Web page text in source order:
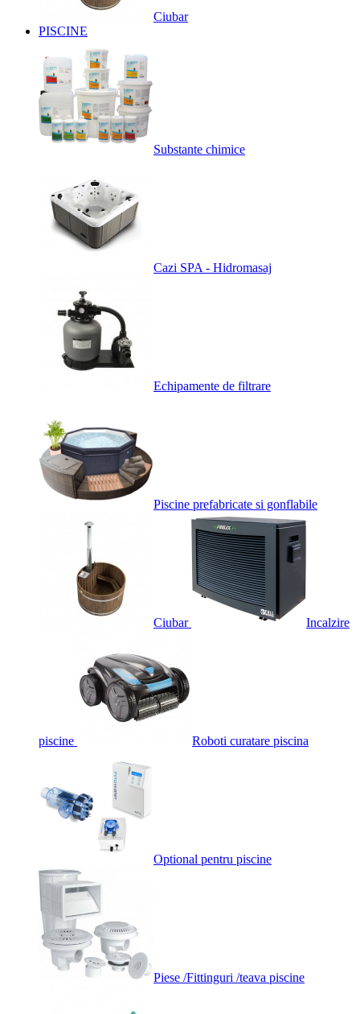
Ciubar
PISCINE
Substante chimice
Cazi SPA - Hidromasaj
Echipamente de filtrare
Piscine prefabricate si gonflabile
Ciubar Incalzire
piscine Roboti curatare piscina
Optional pentru piscine
Piese /Fittinguri /teava piscine